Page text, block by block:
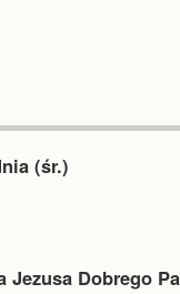
(śr.)
Jezusa Dobrego